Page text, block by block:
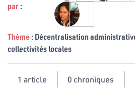
par:
Thème: Décentralisation
collectivités locales
1 article 0 chroniques